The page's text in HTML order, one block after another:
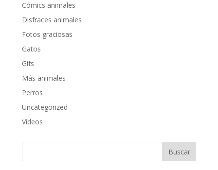
Cómics animales
Disfraces animales
Fotos graciosas
Gatos
Gifs
Más animales
Perros
Uncategorized
Vídeos